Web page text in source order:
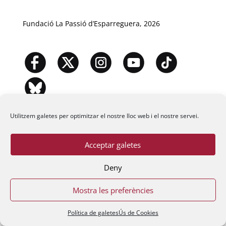
Utilitzem galetes per optimitzar el nostre lloc web i el nostre servei.
Acceptar galetes
Deny
Mostra les preferències
Política de galetesÚs de Cookies
Fundació La Passió d’Esparreguera, 2026